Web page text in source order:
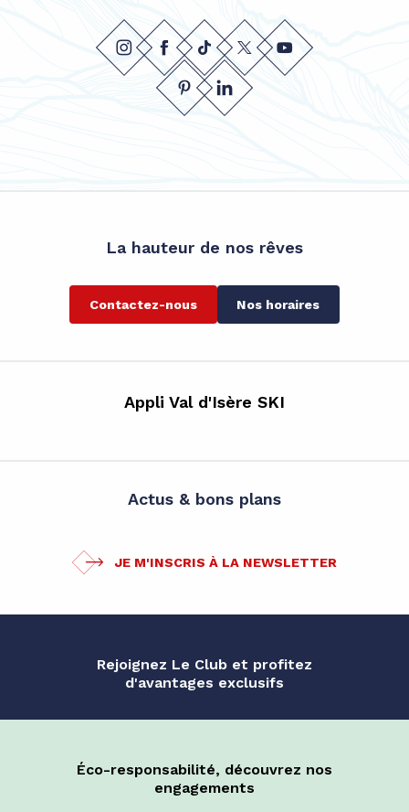
La hauteur de nos rêves
Contactez-nous Nos horaires
Appli Val d'Isère SKI
Actus & bons plans
JE M'INSCRIS À LA NEWSLETTER
Rejoignez Le Club et profitez
d'avantages exclusifs
Éco-responsabilité, découvrez nos
engagements